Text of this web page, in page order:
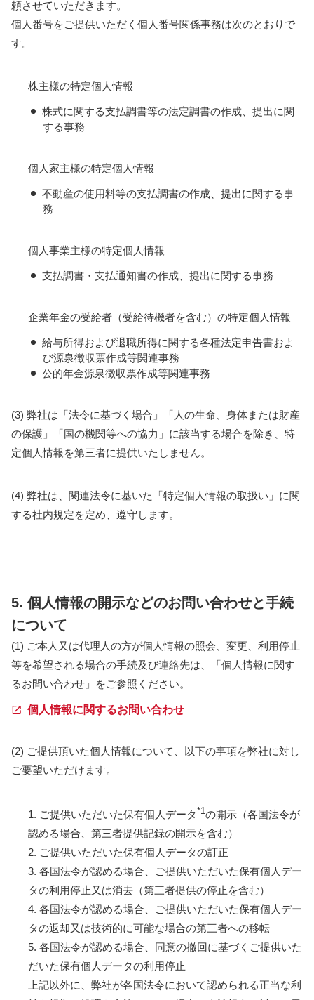
頼させていただきます。
個人番号をご提供いただく個人番号関係事務は次のとおりで
す。
株主様の特定個人情報
株式に関する支払調書等の法定調書の作成、提出に関
する事務
個人家主様の特定個人情報
不動産の使用料等の支払調書の作成、提出に関する事
務
個人事業主様の特定個人情報
支払調書・支払通知書の作成、提出に関する事務
企業年金の受給者（受給待機者を含む）の特定個人情報
給与所得および退職所得に関する各種法定申告書およ
び源泉徴収票作成等関連事務
公的年金源泉徴収票作成等関連事務
(3) 弊社は「法令に基づく場合」「人の生命、身体または財産
の保護」「国の機関等への協力」に該当する場合を除き、特
定個人情報を第三者に提供いたしません。
(4) 弊社は、関連法令に基いた「特定個人情報の取扱い」に関
する社内規定を定め、遵守します。
5. 個人情報の開示などのお問い合わせと手続
について
(1) ご本人又は代理人の方が個人情報の照会、変更、利用停止
等を希望される場合の手続及び連絡先は、「個人情報に関す
るお問い合わせ」をご参照ください。
個人情報に関するお問い合わせ
(2) ご提供頂いた個人情報について、以下の事項を弊社に対し
ご要望いただけます。
1. ご提供いただいた保有個人データ*1の開示（各国法令が
認める場合、第三者提供記録の開示を含む）
2. ご提供いただいた保有個人データの訂正
3. 各国法令が認める場合、ご提供いただいた保有個人デー
タの利用停止又は消去（第三者提供の停止を含む）
4. 各国法令が認める場合、ご提供いただいた保有個人デー
タの返却又は技術的に可能な場合の第三者への移転
5. 各国法令が認める場合、同意の撤回に基づくご提供いた
だいた保有個人データの利用停止
上記以外に、弊社が各国法令において認められる正当な利